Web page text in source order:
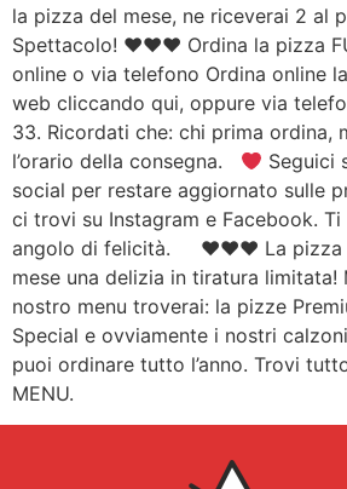
la pizza del mese, ne riceverai 2 al
Spettacolo! ♥♥♥ Ordina la pizza
online o via telefono Ordina online
web cliccando qui, oppure via
33. Ricordati che: chi prima ordina,
l’orario della consegna.
Seguici
social per restare aggiornato sulle
ci trovi su Instagram e Facebook.
angolo di felicità. ♥♥♥ La pizza
mese una delizia in tiratura limitata!
nostro menu troverai: la pizze
Special e ovviamente i nostri
puoi ordinare tutto l’anno. Trovi
MENU.